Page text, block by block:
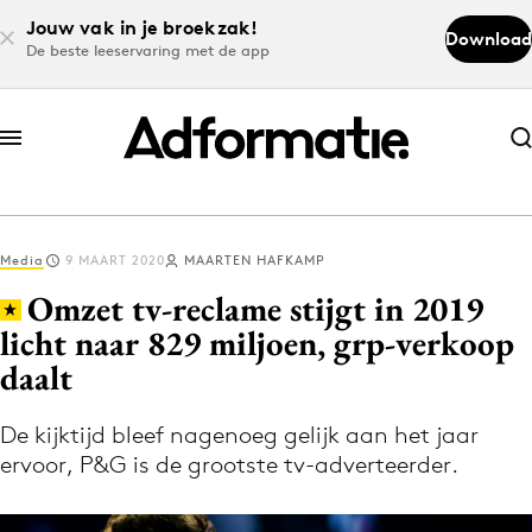
Jouw vak in je broekzak!
De beste leeservaring met de app
Download
Abonneer nu
Abonneer nu
Log in
Download de app
Volg het laatste nieuws via de Adformatie
Nieuws app
Media 9 MAART 2020 MAARTEN HAFKAMP
Omzet tv-reclame stijgt in 2019
licht naar 829 miljoen, grp-verkoop
daalt
De kijktijd bleef nagenoeg gelijk aan het jaar
ervoor, P&G is de grootste tv-adverteerder.